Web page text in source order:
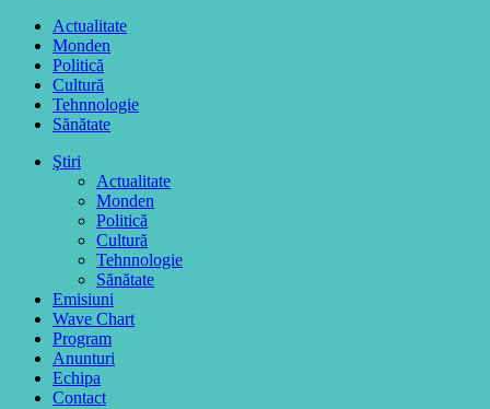
Actualitate
Monden
Politică
Cultură
Tehnnologie
Sănătate
Ştiri
Actualitate
Monden
Politică
Cultură
Tehnnologie
Sănătate
Emisiuni
Wave Chart
Program
Anunturi
Echipa
Contact